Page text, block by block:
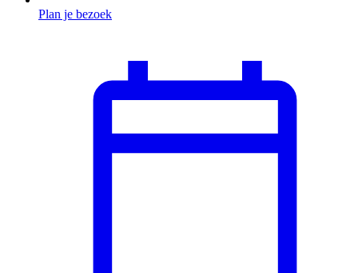
Plan je bezoek